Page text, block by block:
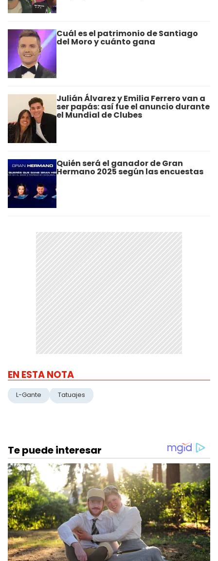
Cuál es el patrimonio de Santiago
del Moro y cuánto gana
Julián Álvarez y Emilia Ferrero van a
ser papás: así fue el anuncio durante
el Mundial de Clubes
Quién será el ganador de Gran
Hermano 2025 según las encuestas
EN ESTA NOTA
L-Gante Tatuajes